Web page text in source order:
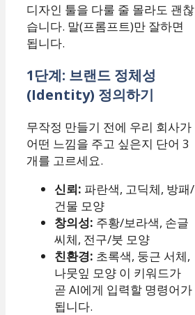
디자인 툴을 다룰 줄 몰라도 괜찮
습니다. 말(프롬프트)만 잘하면
됩니다.
1단계: 브랜드 정체성
(Identity) 정의하기
무작정 만들기 전에 우리 회사가
어떤 느낌을 주고 싶은지 단어 3
개를 고르세요.
신뢰: 파란색, 고딕체, 방패/
건물 모양
창의성: 주황/보라색, 손글
씨체, 전구/붓 모양
친환경: 초록색, 둥근 서체,
나뭇잎 모양 이 키워드가
곧 AI에게 입력할 명령어가
됩니다.